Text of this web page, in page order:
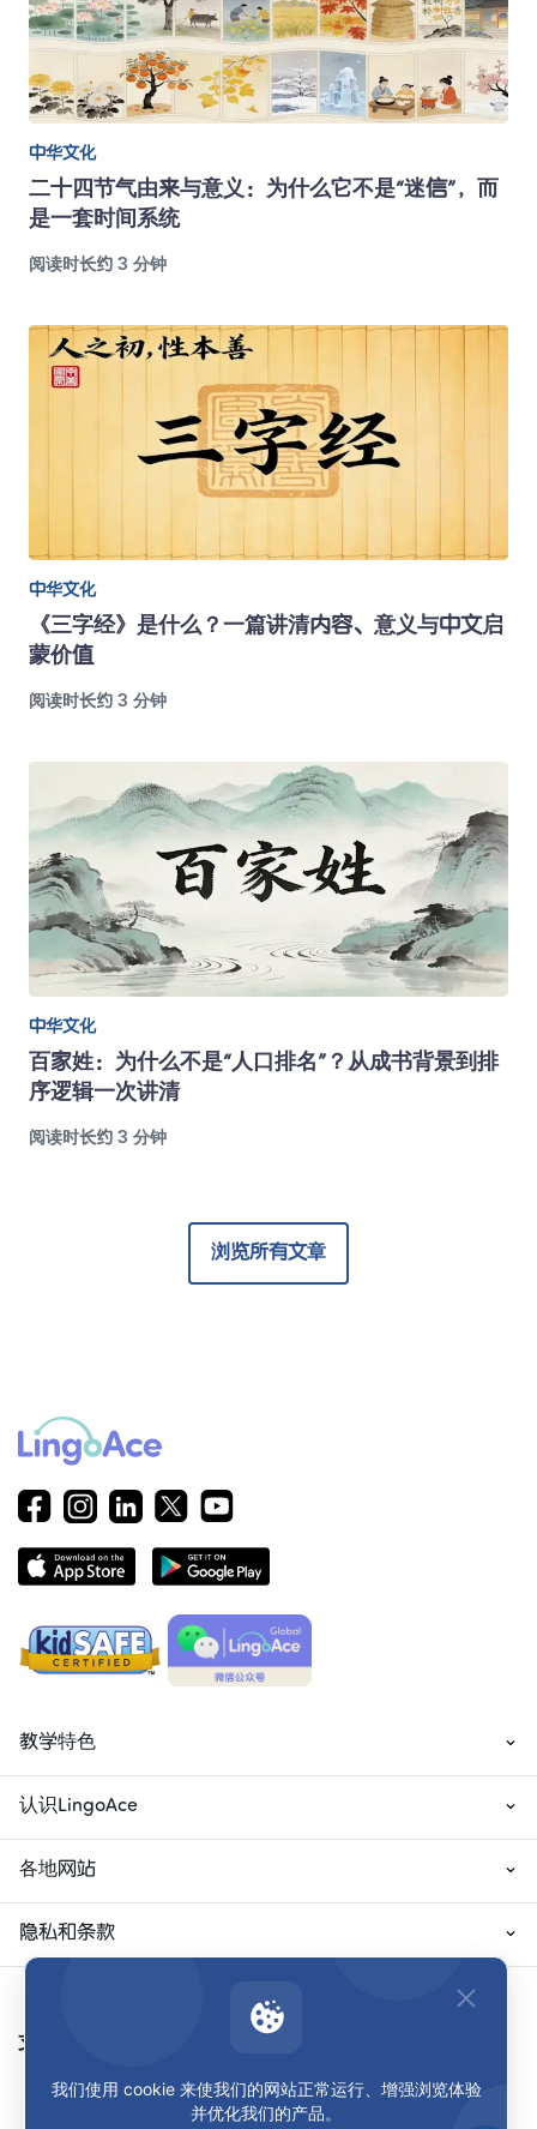
中华文化
二十四节气由来与意义：为什么它不是“迷信”，而
是一套时间系统
阅读时长约 3 分钟
中华文化
《三字经》是什么？一篇讲清内容、意义与中文启
蒙价值
阅读时长约 3 分钟
中华文化
百家姓：为什么不是“人口排名”？从成书背景到排
序逻辑一次讲清
阅读时长约 3 分钟
浏览所有文章
教学特色
认识LingoAce
各地网站
隐私和条款
支付方式
我们使用 cookie 来使我们的网站正常运行、增强浏览体验
并优化我们的产品。